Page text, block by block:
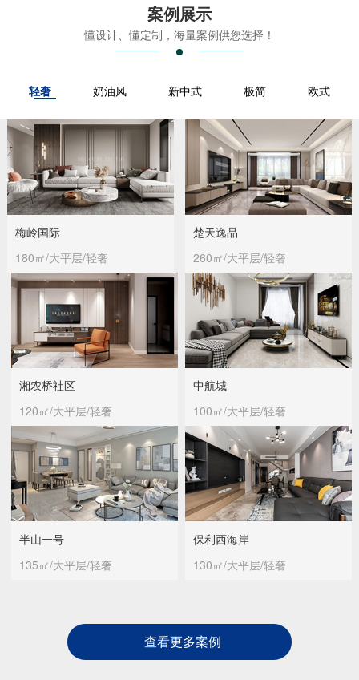
案例展示
懂设计、懂定制，海量案例供您选择！
轻奢 奶油风 新中式 极简 欧式
梅岭国际
180㎡/大平层/轻奢
楚天逸品
260㎡/大平层/轻奢
中航城
100㎡/大平层/轻奢
湘农桥社区
120㎡/大平层/轻奢
保利西海岸
130㎡/大平层/轻奢
半山一号
135㎡/大平层/轻奢
查看更多案例